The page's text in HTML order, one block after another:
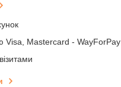
Visa, Mastercard - WayForPay